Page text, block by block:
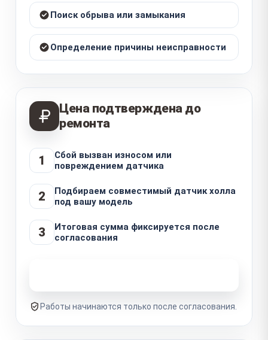
Поиск обрыва или замыкания
Определение причины неисправности
Цена подтверждена до
ремонта
1
Сбой вызван износом или
повреждением датчика
2
Подбираем совместимый датчик холла
под вашу модель
3
Итоговая сумма фиксируется после
согласования
Работы начинаются только после согласования.